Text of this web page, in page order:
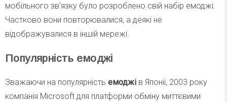
мобільного зв’язку було розроблено свій набір емоджі.
Частково вони повторювалися, а деякі не
відображувалися в іншій мережі.
Популярність емоджі
Зважаючи на популярність емоджі в Японії, 2003 року
компанія Microsoft для платформи обміну миттєвими